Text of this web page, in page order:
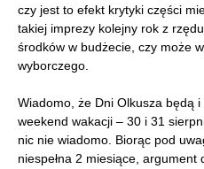
czy jest to efekt krytyki części
takiej imprezy kolejny rok z
środków w budżecie, czy może
wyborczego.
Wiadomo, że Dni Olkusza będą
weekend wakacji – 30 i 31
nic nie wiadomo. Biorąc pod
niespełna 2 miesiące,